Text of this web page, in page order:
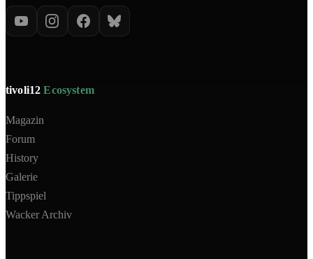
tivoli12Ecosystem
Magazin
Forum
History
Galerie
Tippspiel
Wacker Archiv